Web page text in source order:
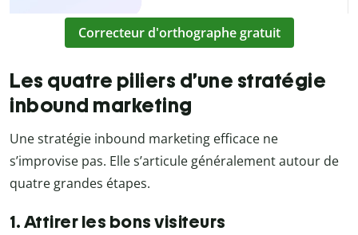
Correcteur d'orthographe gratuit
Les quatre piliers d’une stratégie
inbound marketing
Une stratégie inbound marketing efficace ne
s’improvise pas. Elle s’articule généralement autour de
quatre grandes étapes.
1. Attirer les bons visiteurs